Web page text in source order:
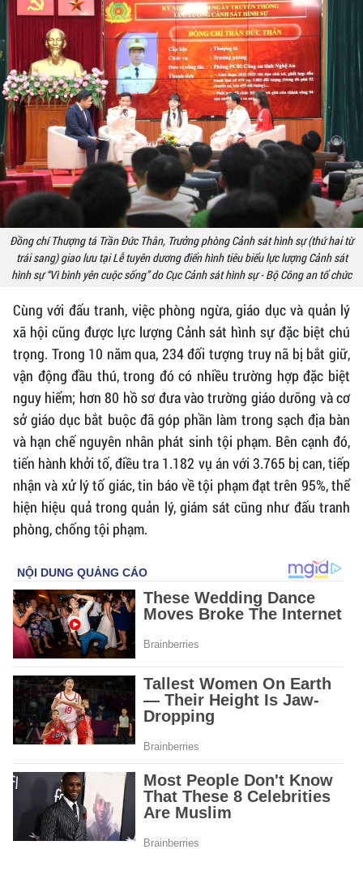
Đồng chí Thượng tá Trần Đức Thân, Trưởng phòng Cảnh sát hình sự (thứ hai từ
trái sang) giao lưu tại Lễ tuyên dương điển hình tiêu biểu lực lượng Cảnh sát
hình sự “Vì bình yên cuộc sống” do Cục Cảnh sát hình sự - Bộ Công an tổ chức
Cùng với đấu tranh, việc phòng ngừa, giáo dục và quản lý
xã hội cũng được lực lượng Cảnh sát hình sự đặc biệt chú
trọng. Trong 10 năm qua, 234 đối tượng truy nã bị bắt giữ,
vận động đầu thú, trong đó có nhiều trường hợp đặc biệt
nguy hiểm; hơn 80 hồ sơ đưa vào trường giáo dưỡng và cơ
sở giáo dục bắt buộc đã góp phần làm trong sạch địa bàn
và hạn chế nguyên nhân phát sinh tội phạm. Bên cạnh đó,
tiến hành khởi tố, điều tra 1.182 vụ án với 3.765 bị can, tiếp
nhận và xử lý tố giác, tin báo về tội phạm đạt trên 95%, thể
hiện hiệu quả trong quản lý, giám sát cũng như đấu tranh
phòng, chống tội phạm.